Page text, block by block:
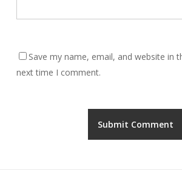
Save my name, email, and website in
next time I comment.